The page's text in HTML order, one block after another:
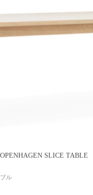
SLICE TABLE
ル